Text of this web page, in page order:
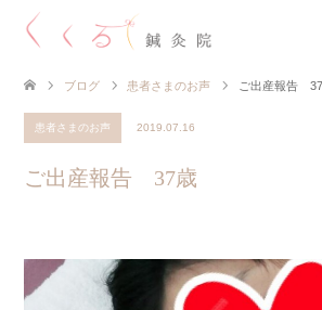
ブログ 患者さまのお声 ご出産報告
患者さまのお声 2019.07.16
ご出産報告 37歳